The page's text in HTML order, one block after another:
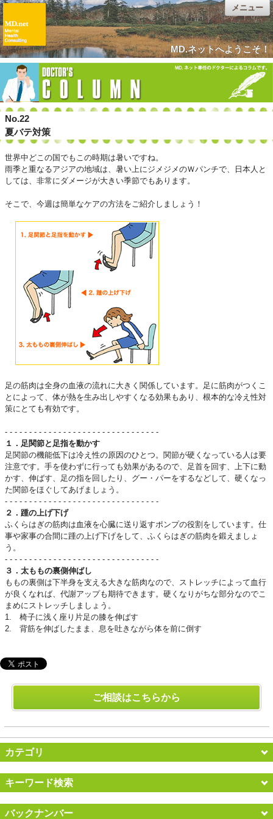
MD.ネットへようこそ！
メニュー
No.22
夏バテ対策
世界中どこの国でもこの時期は暑いですね。
雨季と重なるアジアの地域は、暑い上にジメジメのＷパンチで、日本人と
しては、非常にダメージが大きい季節でもあります。
そこで、今週は簡単なケアの方法をご紹介しましょう！
足の筋肉は全身の血液の流れに大きく関係しています。足に筋肉がつくこ
とによって、体が熱を生み出しやすくなる効果もあり、根本的な冷え性対
策にとても有効です。
- - - - - - - - - - - - - - - - - - - - - - - - - - - - - - - -
１．足関節と足指を動かす
足関節の機能低下は冷え性の原因のひとつ。関節が硬くなっている人は要
注意です。手を使わずに行っても効果があるので、足首を回す、上下に動
かす、伸ばす、足の指を回したり、グー・パーをするなどして、硬くなっ
た関節をほぐしてあげましょう。
- - - - - - - - - - - - - - - - - - - - - - - - - - - - - - - -
２．踵の上げ下げ
ふくらはぎの筋肉は血液を心臓に送り返すポンプの役割をしています。仕
事や家事の合間に踵の上げ下げをして、ふくらはぎの筋肉を鍛えましょ
う。
- - - - - - - - - - - - - - - - - - - - - - - - - - - - - - - -
３．太ももの裏側伸ばし
ももの裏側は下半身を支える大きな筋肉なので、ストレッチによって血行
が良くなれば、代謝アップも期待できます。硬くなりがちな部分なのでこ
まめにストレッチしましょう。
1. 椅子に浅く座り片足の膝を伸ばす
2. 背筋を伸ばしたまま、息を吐きながら体を前に倒す
ご相談はこちらから
カテゴリ
キーワード検索
バックナンバー